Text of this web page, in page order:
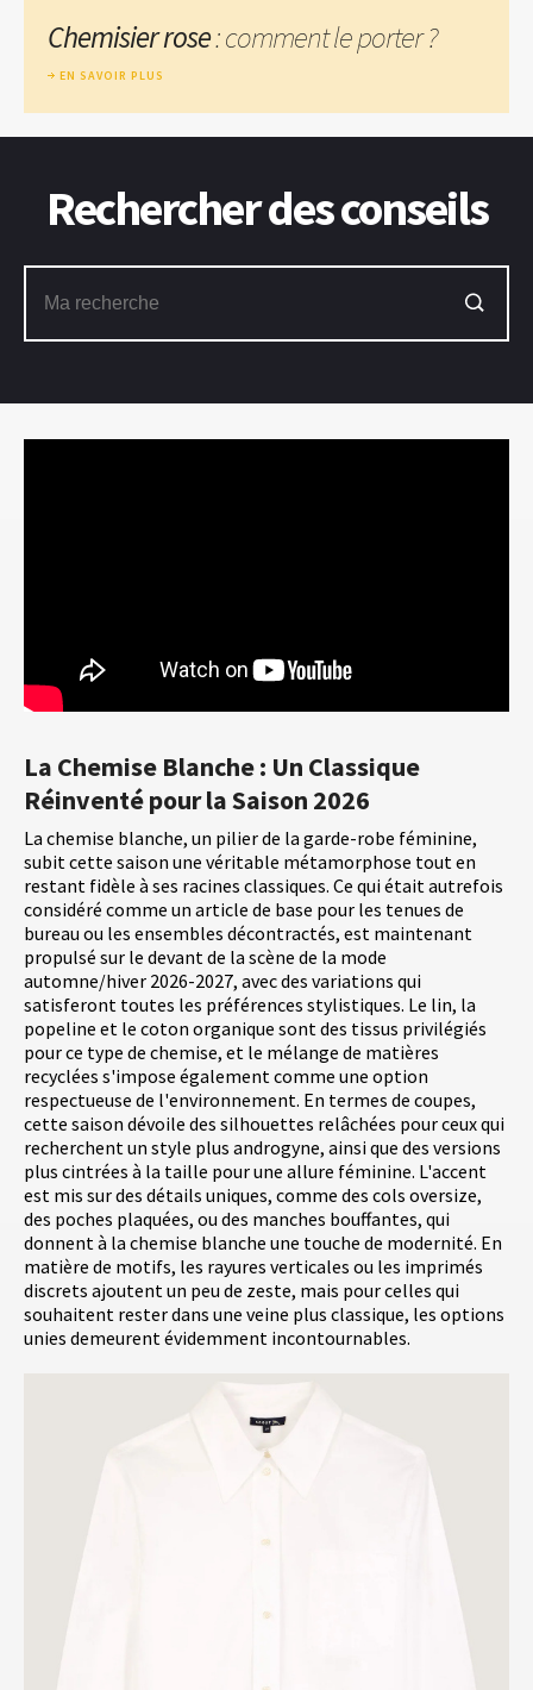
La Chemise Blanche : Un Classique
Réinventé pour la Saison 2026
La chemise blanche, un pilier de la garde-robe féminine,
subit cette saison une véritable métamorphose tout en
restant fidèle à ses racines classiques. Ce qui était autrefois
considéré comme un article de base pour les tenues de
bureau ou les ensembles décontractés, est maintenant
propulsé sur le devant de la scène de la mode
automne/hiver 2026-2027, avec des variations qui
satisferont toutes les préférences stylistiques. Le lin, la
popeline et le coton organique sont des tissus privilégiés
pour ce type de chemise, et le mélange de matières
recyclées s'impose également comme une option
respectueuse de l'environnement. En termes de coupes,
cette saison dévoile des silhouettes relâchées pour ceux qui
recherchent un style plus androgyne, ainsi que des versions
plus cintrées à la taille pour une allure féminine. L'accent
est mis sur des détails uniques, comme des cols oversize,
des poches plaquées, ou des manches bouffantes, qui
donnent à la chemise blanche une touche de modernité. En
matière de motifs, les rayures verticales ou les imprimés
discrets ajoutent un peu de zeste, mais pour celles qui
souhaitent rester dans une veine plus classique, les options
unies demeurent évidemment incontournables.
Chemisier rose: comment le porter ?
EN SAVOIR PLUS
Rechercher des conseils